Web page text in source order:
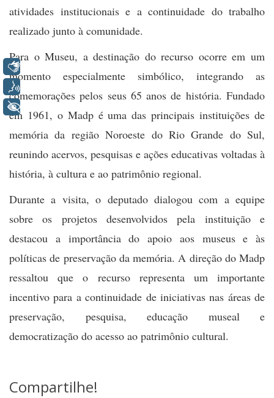
atividades institucionais e a continuidade do trabalho
realizado junto à comunidade.
Para o Museu, a destinação do recurso ocorre em um
momento especialmente simbólico, integrando as
comemorações pelos seus 65 anos de história. Fundado
em 1961, o Madp é uma das principais instituições de
memória da região Noroeste do Rio Grande do Sul,
reunindo acervos, pesquisas e ações educativas voltadas à
história, à cultura e ao patrimônio regional.
Durante a visita, o deputado dialogou com a equipe
sobre os projetos desenvolvidos pela instituição e
destacou a importância do apoio aos museus e às
políticas de preservação da memória. A direção do Madp
ressaltou que o recurso representa um importante
incentivo para a continuidade de iniciativas nas áreas de
preservação, pesquisa, educação museal e
democratização do acesso ao patrimônio cultural.
Compartilhe!